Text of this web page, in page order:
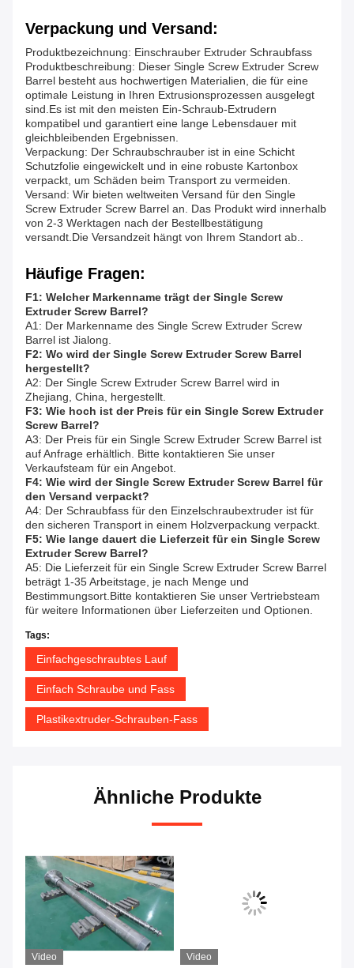
Verpackung und Versand:
Produktbezeichnung: Einschrauber Extruder Schraubfass
Produktbeschreibung: Dieser Single Screw Extruder Screw
Barrel besteht aus hochwertigen Materialien, die für eine
optimale Leistung in Ihren Extrusionsprozessen ausgelegt
sind.Es ist mit den meisten Ein-Schraub-Extrudern
kompatibel und garantiert eine lange Lebensdauer mit
gleichbleibenden Ergebnissen.
Verpackung: Der Schraubschrauber ist in eine Schicht
Schutzfolie eingewickelt und in eine robuste Kartonbox
verpackt, um Schäden beim Transport zu vermeiden.
Versand: Wir bieten weltweiten Versand für den Single
Screw Extruder Screw Barrel an. Das Produkt wird innerhalb
von 2-3 Werktagen nach der Bestellbestätigung
versandt.Die Versandzeit hängt von Ihrem Standort ab..
Häufige Fragen:
F1: Welcher Markenname trägt der Single Screw
Extruder Screw Barrel?
A1: Der Markenname des Single Screw Extruder Screw
Barrel ist Jialong.
F2: Wo wird der Single Screw Extruder Screw Barrel
hergestellt?
A2: Der Single Screw Extruder Screw Barrel wird in
Zhejiang, China, hergestellt.
F3: Wie hoch ist der Preis für ein Single Screw Extruder
Screw Barrel?
A3: Der Preis für ein Single Screw Extruder Screw Barrel ist
auf Anfrage erhältlich. Bitte kontaktieren Sie unser
Verkaufsteam für ein Angebot.
F4: Wie wird der Single Screw Extruder Screw Barrel für
den Versand verpackt?
A4: Der Schraubfass für den Einzelschraubextruder ist für
den sicheren Transport in einem Holzverpackung verpackt.
F5: Wie lange dauert die Lieferzeit für ein Single Screw
Extruder Screw Barrel?
A5: Die Lieferzeit für ein Single Screw Extruder Screw Barrel
beträgt 1-35 Arbeitstage, je nach Menge und
Bestimmungsort.Bitte kontaktieren Sie unser Vertriebsteam
für weitere Informationen über Lieferzeiten und Optionen.
Tags:
Einfachgeschraubtes Lauf
Einfach Schraube und Fass
Plastikextruder-Schrauben-Fass
Ähnliche Produkte
Video Video